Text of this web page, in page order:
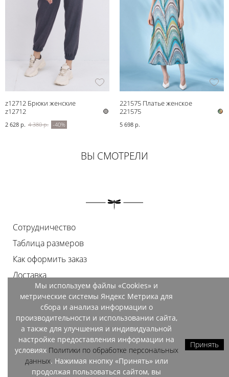
z12712 Брюки женские
z12712
2 628 р. 4 380 р. -40%
221575 Платье женское
221575
5 698 р.
ВЫ СМОТРЕЛИ
Сотрудничество
Таблица размеров
Как оформить заказ
Доставка
Оплата
Возврат
Документы
Контакты
Магазины
Мы используем файлы «Cookies» и
метрические системы Яндекс Метрика для
сбора и анализа информации о
производительности и использовании сайта,
а также для улучшения и индивидуальной
настройке предоставления информации на
условиях Политики по обработке персональных
данных. Нажимая кнопку «Принять» или
продолжая пользоваться сайтом, вы
Принять